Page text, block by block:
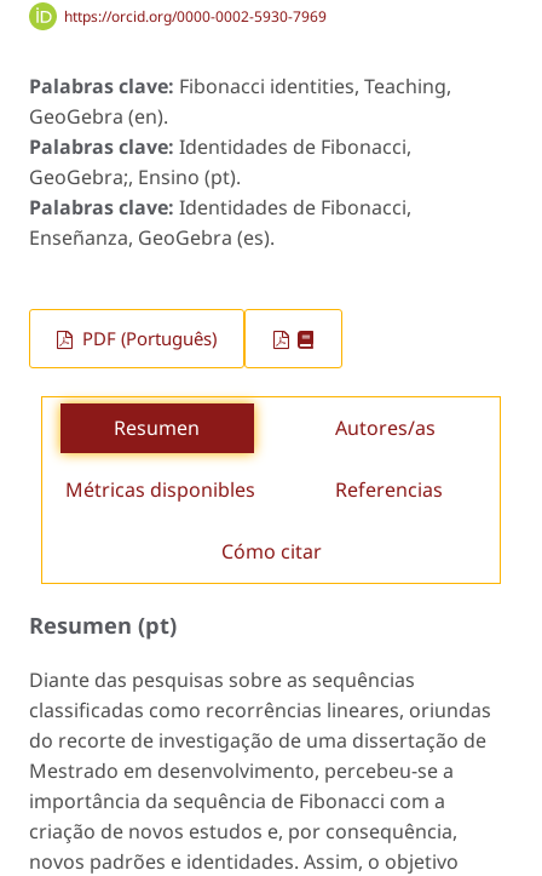
https://orcid.org/0000-0002-5930-7969
Palabras clave: Fibonacci identities, Teaching,
GeoGebra (en).
Palabras clave: Identidades de Fibonacci,
GeoGebra;, Ensino (pt).
Palabras clave: Identidades de Fibonacci,
Enseñanza, GeoGebra (es).
PDF (Português)
Resumen Autores/as
Métricas disponibles Referencias
Cómo citar
Resumen (pt)
Diante das pesquisas sobre as sequências
classificadas como recorrências lineares, oriundas
do recorte de investigação de uma dissertação de
Mestrado em desenvolvimento, percebeu-se a
importância da sequência de Fibonacci com a
criação de novos estudos e, por consequência,
novos padrões e identidades. Assim, o objetivo